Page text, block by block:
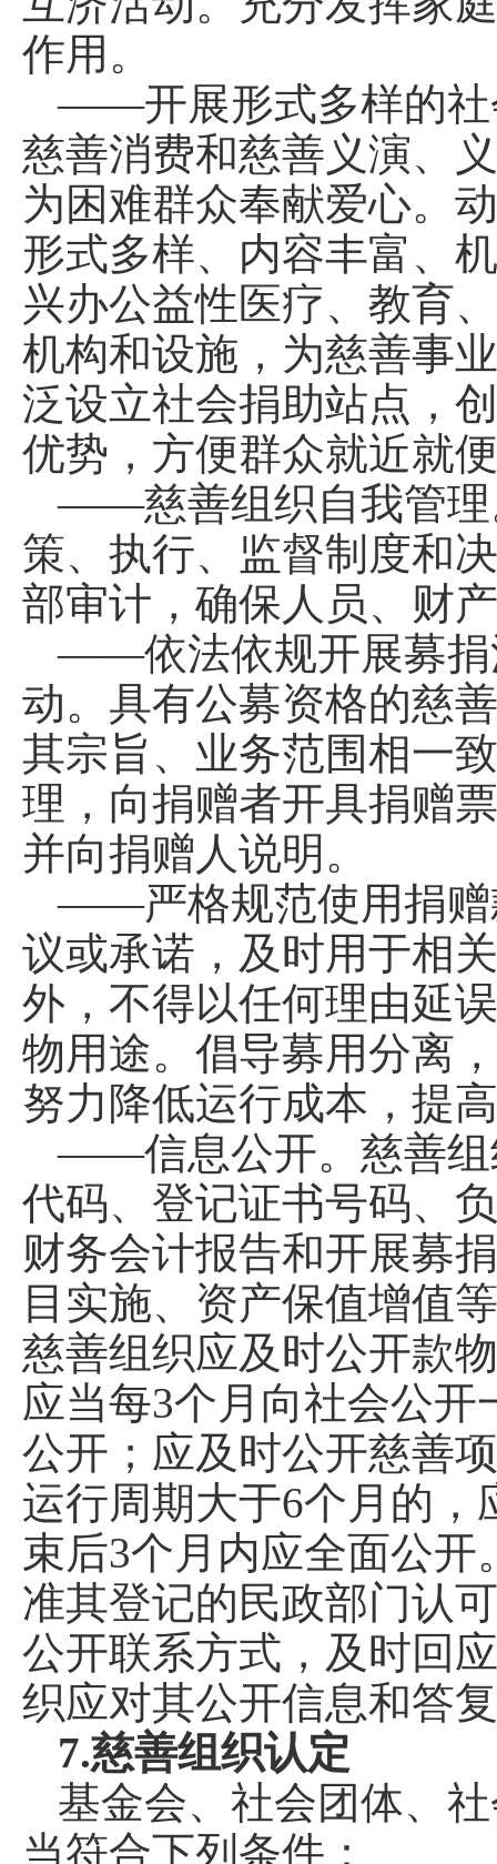
作用。
——开展形式多样的社
慈善消费和慈善义演、
为困难群众奉献爱心。
形式多样、内容丰富、
兴办公益性医疗、教育
机构和设施，为慈善事
泛设立社会捐助站点，
优势，方便群众就近就
——慈善组织自我管理
策、执行、监督制度和
部审计，确保人员、财
——依法依规开展募捐
动。具有公募资格的慈
其宗旨、业务范围相一
理，向捐赠者开具捐赠
并向捐赠人说明。
——严格规范使用捐赠
议或承诺，及时用于相
外，不得以任何理由延
物用途。倡导募用分离
努力降低运行成本，提
——信息公开。慈善组
代码、登记证书号码、
财务会计报告和开展募
目实施、资产保值增值
慈善组织应及时公开款
应当每3个月向社会公
公开；应及时公开慈善
运行周期大于6个月的
束后3个月内应全面公
准其登记的民政部门认
公开联系方式，及时回
织应对其公开信息和答
7.慈善组织认定
基金会、社会团体、
当符合下列条件：